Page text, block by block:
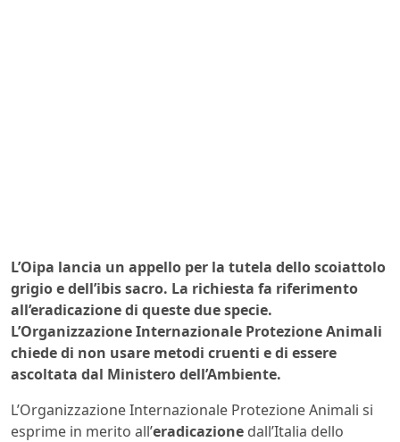
L’Oipa lancia un appello per la tutela dello scoiattolo
grigio e dell’ibis sacro. La richiesta fa riferimento
all’eradicazione di queste due specie.
L’Organizzazione Internazionale Protezione Animali
chiede di non usare metodi cruenti e di essere
ascoltata dal Ministero dell’Ambiente.
L’Organizzazione Internazionale Protezione Animali si
esprime in merito all’eradicazione dall’Italia dello